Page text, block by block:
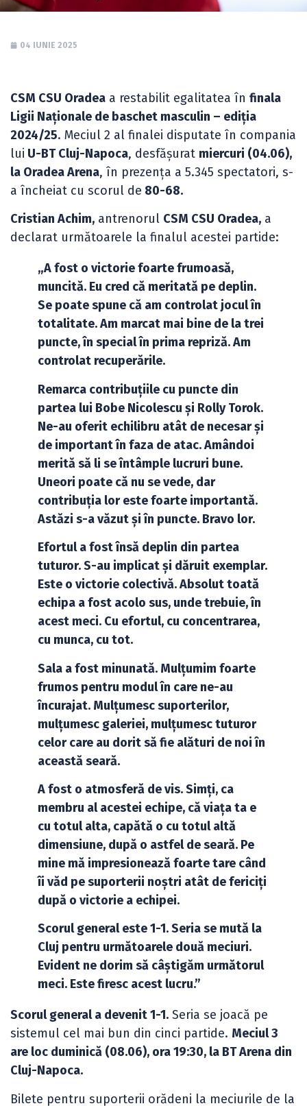
04 IUNIE 2025
CSM CSU Oradea a restabilit egalitatea în finala
Ligii Naționale de baschet masculin – ediția
2024/25. Meciul 2 al finalei disputate în compania
lui U-BT Cluj-Napoca, desfășurat miercuri (04.06),
la Oradea Arena, în prezența a 5.345 spectatori, s-
a încheiat cu scorul de 80-68.
Cristian Achim, antrenorul CSM CSU Oradea, a
declarat următoarele la finalul acestei partide:
„A fost o victorie foarte frumoasă,
muncită. Eu cred că meritată pe deplin.
Se poate spune că am controlat jocul în
totalitate. Am marcat mai bine de la trei
puncte, în special în prima repriză. Am
controlat recuperările.
Remarca contribuțiile cu puncte din
partea lui Bobe Nicolescu și Rolly Torok.
Ne-au oferit echilibru atât de necesar și
de important în faza de atac. Amândoi
merită să li se întâmple lucruri bune.
Uneori poate că nu se vede, dar
contribuția lor este foarte importantă.
Astăzi s-a văzut și în puncte. Bravo lor.
Efortul a fost însă deplin din partea
tuturor. S-au implicat și dăruit exemplar.
Este o victorie colectivă. Absolut toată
echipa a fost acolo sus, unde trebuie, în
acest meci. Cu efortul, cu concentrarea,
cu munca, cu tot.
Sala a fost minunată. Mulțumim foarte
frumos pentru modul în care ne-au
încurajat. Mulțumesc suporterilor,
mulțumesc galeriei, mulțumesc tuturor
celor care au dorit să fie alături de noi în
această seară.
A fost o atmosferă de vis. Simți, ca
membru al acestei echipe, că viața ta e
cu totul alta, capătă o cu totul altă
dimensiune, după o astfel de seară. Pe
mine mă impresionează foarte tare când
îi văd pe suporterii noștri atât de fericiți
după o victorie a echipei.
Scorul general este 1-1. Seria se mută la
Cluj pentru următoarele două meciuri.
Evident ne dorim să câștigăm următorul
meci. Este firesc acest lucru.”
Scorul general a devenit 1-1. Seria se joacă pe
sistemul cel mai bun din cinci partide. Meciul 3
are loc duminică (08.06), ora 19:30, la BT Arena din
Cluj-Napoca.
Bilete pentru suporterii orădeni la meciurile de la